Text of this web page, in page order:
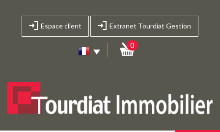
Espace client Extranet Tourdiat Gestion
0